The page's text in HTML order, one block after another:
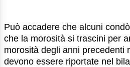
Può accadere che alcuni
che la morosità si trascini per
morosità degli anni precedenti
devono essere riportate nel